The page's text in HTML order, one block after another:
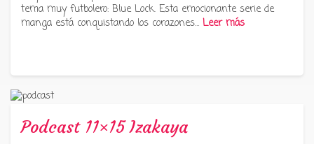
tema muy futbolero: Blue Lock. Esta emocionante serie de
manga está conquistando los corazones… Leer más
Podcast 11×15 Izakaya